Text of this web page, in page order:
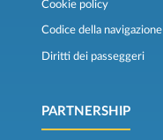
Cookie policy
Codice della navigazione
Diritti dei passeggeri
PARTNERSHIP